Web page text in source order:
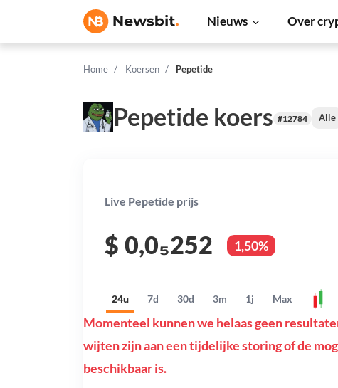
Nieuws Over
Home Koersen Pepetide
Pepetide koers #12784 Alle
Live Pepetide prijs
$ 0,0₅252 1,50%
24u 7d 30d 3m 1j Max
Momenteel kunnen we helaas geen
wijten zijn aan een tijdelijke storing of de
beschikbaar is.